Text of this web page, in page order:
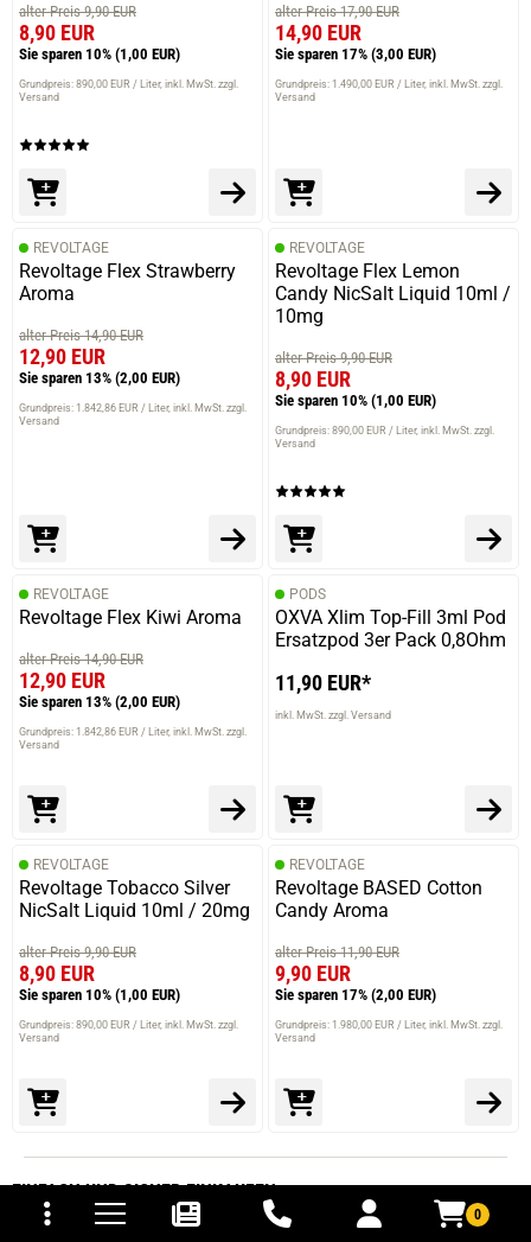
0
und Versandkosten
alter Preis 9,90 EUR
8,90 EUR
Sie sparen 10% (1,00 EUR)
Grundpreis: 890,00 EUR / Liter inkl. MwSt. zzgl.
Versand
alter Preis 17,90 EUR
14,90 EUR
Sie sparen 17% (3,00 EUR)
Grundpreis: 1.490,00 EUR / Liter inkl. MwSt. zzgl.
Versand
REVOLTAGE
Revoltage Flex Strawberry
Aroma
alter Preis 14,90 EUR
12,90 EUR
Sie sparen 13% (2,00 EUR)
Grundpreis: 1.842,86 EUR / Liter inkl. MwSt. zzgl.
Versand
REVOLTAGE
Revoltage Flex Lemon
Candy NicSalt Liquid 10ml /
10mg
alter Preis 9,90 EUR
8,90 EUR
Sie sparen 10% (1,00 EUR)
Grundpreis: 890,00 EUR / Liter inkl. MwSt. zzgl.
Versand
REVOLTAGE
Revoltage Flex Kiwi Aroma
alter Preis 14,90 EUR
12,90 EUR
Sie sparen 13% (2,00 EUR)
Grundpreis: 1.842,86 EUR / Liter inkl. MwSt. zzgl.
Versand
PODS
OXVA Xlim Top-Fill 3ml Pod
Ersatzpod 3er Pack 0,8Ohm
11,90 EUR*
inkl. MwSt. zzgl. Versand
REVOLTAGE
Revoltage Tobacco Silver
NicSalt Liquid 10ml / 20mg
alter Preis 9,90 EUR
8,90 EUR
Sie sparen 10% (1,00 EUR)
Grundpreis: 890,00 EUR / Liter inkl. MwSt. zzgl.
Versand
REVOLTAGE
Revoltage BASED Cotton
Candy Aroma
alter Preis 11,90 EUR
9,90 EUR
Sie sparen 17% (2,00 EUR)
Grundpreis: 1.980,00 EUR / Liter inkl. MwSt. zzgl.
Versand
EINFACHUND SICHEREINKAUFEN